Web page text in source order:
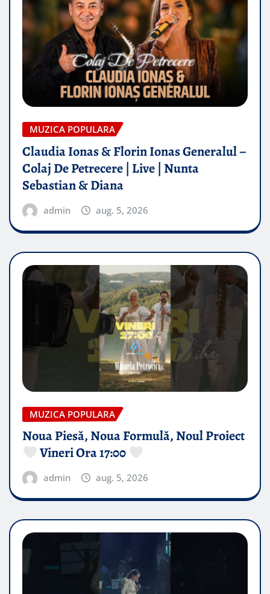
MUZICA POPULARA
Claudia Ionas & Florin Ionas Generalul –
Colaj De Petrecere | Live | Nunta
Sebastian & Diana
admin aug. 5, 2026
MUZICA POPULARA
Noua Piesă, Noua Formulă, Noul Proiect
Vineri Ora 17:00
admin aug. 5, 2026